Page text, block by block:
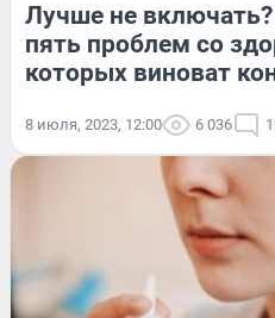
Лучше не
пять проблем со
которых виноват
8 июля, 2023, 12:00 6 036